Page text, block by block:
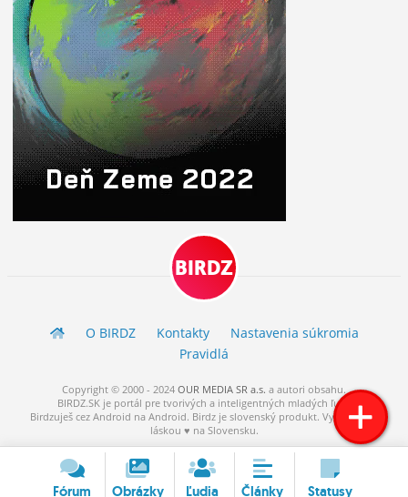
BIRDZ
O BIRDZ Kontakty
Nastavenia súkromia
Pravidlá
Copyright © 2000 - 2024 OUR MEDIA SR a.s. a autori obsahu.
BIRDZ.SK je portál pre tvorivých a inteligentných mladých ľudí.
Birdzuješ cez Android na Android. Birdz je slovenský produkt. Vytvorené s
láskou ♥ na Slovensku.
Fórum Obrázky Ľudia Články Statusy